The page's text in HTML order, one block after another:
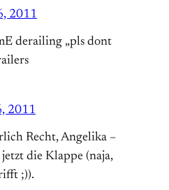
2011
derailing „pls dont
2011
Recht, Angelika –
die Klappe (naja,
;)).